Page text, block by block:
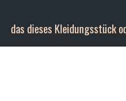
das dieses Kleidungsstück